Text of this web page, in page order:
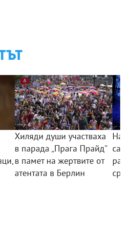
Хиляди души участваха
в парада „Прага Прайд“
в памет на жертвите от
атентата в Берлин
са